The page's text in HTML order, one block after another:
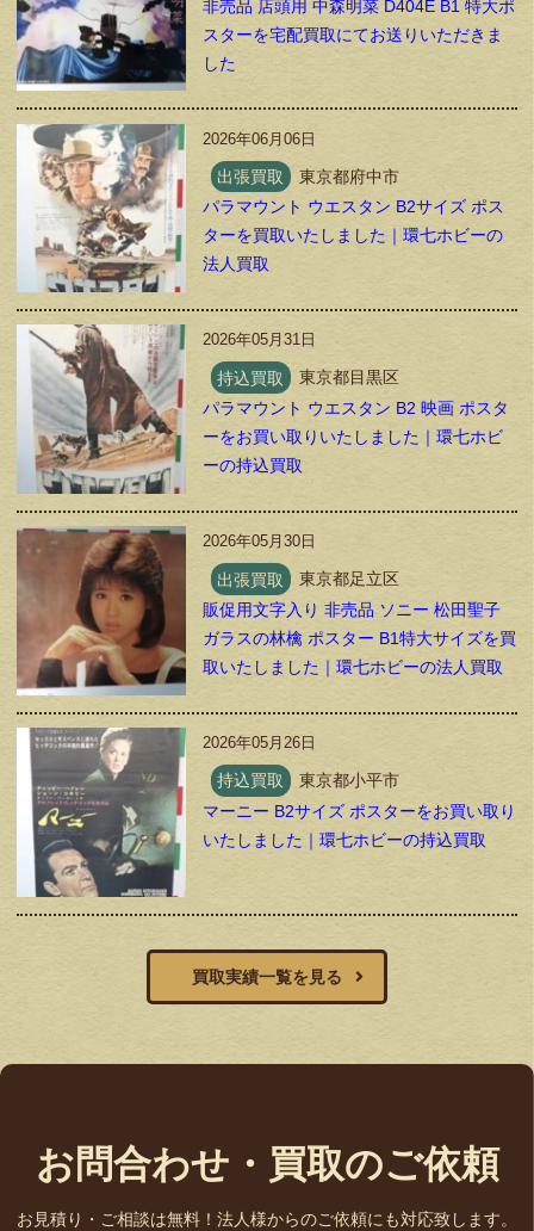
非売品 店頭用 中森明菜 D404E B1 特大ポ
スターを宅配買取にてお送りいただきま
した
2026年06月06日
出張買取
東京都府中市
パラマウント ウエスタン B2サイズ ポス
ターを買取いたしました｜環七ホビーの
法人買取
2026年05月31日
持込買取
東京都目黒区
パラマウント ウエスタン B2 映画 ポスタ
ーをお買い取りいたしました｜環七ホビ
ーの持込買取
2026年05月30日
出張買取
東京都足立区
販促用文字入り 非売品 ソニー 松田聖子
ガラスの林檎 ポスター B1特大サイズを買
取いたしました｜環七ホビーの法人買取
2026年05月26日
持込買取
東京都小平市
マーニー B2サイズ ポスターをお買い取り
いたしました｜環七ホビーの持込買取
買取実績一覧を見る
お問合わせ・買取のご依頼
お見積り・ご相談は無料！法人様からのご依頼にも対応致します。